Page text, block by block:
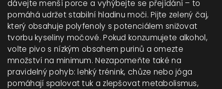
dávejte menší porce a vyhýbejte se přejídání – to
pomáhá udržet stabilní hladinu moči. Pijte zelený čaj,
který obsahuje polyfenoly s potenciálem snižovat
tvorbu kyseliny močové. Pokud konzumujete alkohol,
volte pivo s nízkým obsahem purinů a omezte
množství na minimum. Nezapomeňte také na
pravidelný pohyb: lehký trénink, chůze nebo jóga
pomáhají spalovat tuk a zlepšovat metabolismus,